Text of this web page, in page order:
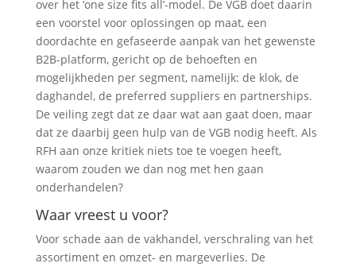
over het ‘one size fits all’-model. De VGB doet daarin
een voorstel voor oplossingen op maat, een
doordachte en gefaseerde aanpak van het gewenste
B2B-platform, gericht op de behoeften en
mogelijkheden per segment, namelijk: de klok, de
daghandel, de preferred suppliers en partnerships.
De veiling zegt dat ze daar wat aan gaat doen, maar
dat ze daarbij geen hulp van de VGB nodig heeft. Als
RFH aan onze kritiek niets toe te voegen heeft,
waarom zouden we dan nog met hen gaan
onderhandelen?
Waar vreest u voor?
Voor schade aan de vakhandel, verschraling van het
assortiment en omzet- en margeverlies. De